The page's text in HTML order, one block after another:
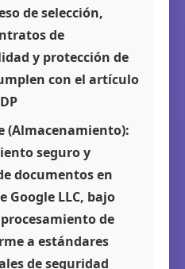
de selección,
de
y protección de
con el artículo
(Almacenamiento):
seguro y
documentos en
Google LLC, bajo
de
a estándares
de seguridad